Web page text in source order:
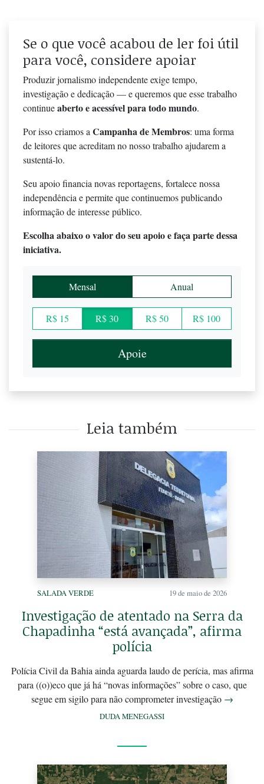
Se o que você acabou de ler foi útil
para você, considere apoiar
Produzir jornalismo independente exige tempo,
investigação e dedicação — e queremos que esse trabalho
continueaberto e acessível para todo mundo.
Por isso criamos aCampanha de Membros: uma forma
de leitores que acreditam no nosso trabalho ajudarem a
sustentá-lo.
Seu apoio financia novas reportagens, fortalece nossa
independência e permite que continuemos publicando
informação de interesse público.
Escolha abaixo o valor do seu apoio e faça parte dessa
iniciativa.
Mensal Anual
R$ 15 R$ 30 R$ 50 R$ 100
Apoie
Leia também
SALADA VERDE 19 de maio de 2026
Investigação de atentado na Serra da
Chapadinha “está avançada”, afirma
polícia
Polícia Civil da Bahia ainda aguarda laudo de perícia, mas afirma
para ((o))eco que já há “novas informações” sobre o caso, que
segue em sigilo para não comprometer investigação →
DUDA MENEGASSI